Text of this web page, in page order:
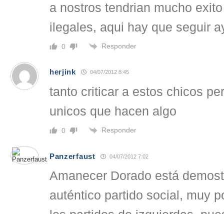
a nostros tendrian mucho
ilegales, aqui hay que seguir
0 Responder
herjink 04/07/2012 8:45
tanto criticar a estos chicos
unicos que hacen algo
0 Responder
Panzerfaust 04/07/2012 7:02
Amanecer Dorado está
auténtico partido social, muy